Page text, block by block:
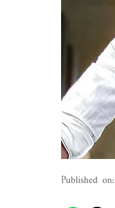
Published on: